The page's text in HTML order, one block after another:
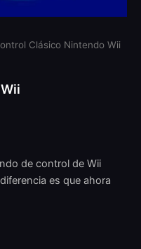
Clásico Nintendo Wii
de control de Wii
es que ahora